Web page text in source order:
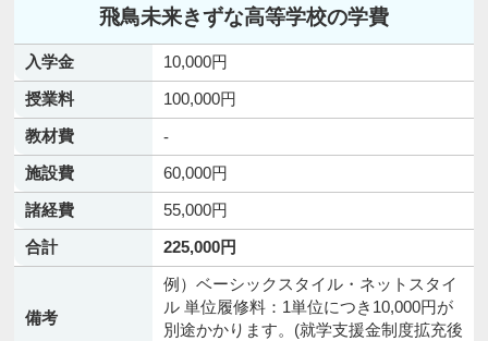
飛鳥未来きずな高等学校の学費
入学金
10,000円
授業料
100,000円
教材費
-
施設費
60,000円
諸経費
55,000円
合計
225,000円
備考
例）ベーシックスタイル・ネットスタイ
ル 単位履修料：1単位につき10,000円が
別途かかります。(就学支援金制度拡充後